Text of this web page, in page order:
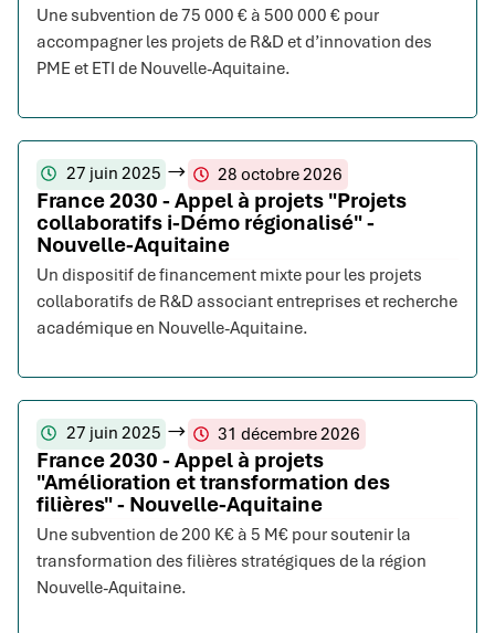
Une subvention de 75 000 € à 500 000 € pour
accompagner les projets de R&D et d’innovation des
PME et ETI de Nouvelle-Aquitaine.
27 juin 2025 28 octobre 2026
France 2030 - Appel à projets "Projets
collaboratifs i-Démo régionalisé" -
Nouvelle-Aquitaine
Un dispositif de financement mixte pour les projets
collaboratifs de R&D associant entreprises et recherche
académique en Nouvelle-Aquitaine.
27 juin 2025 31 décembre 2026
France 2030 - Appel à projets
"Amélioration et transformation des
filières" - Nouvelle-Aquitaine
Une subvention de 200 K€ à 5 M€ pour soutenir la
transformation des filières stratégiques de la région
Nouvelle-Aquitaine.